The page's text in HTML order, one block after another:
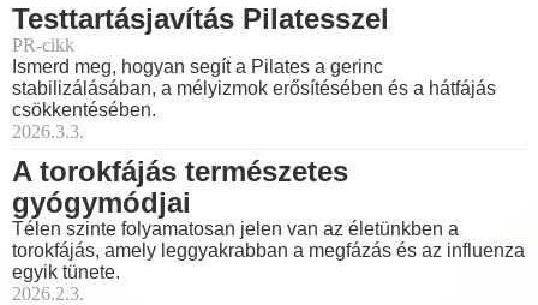
Testtartásjavítás Pilatesszel
PR-cikk
Ismerd meg, hogyan segít a Pilates a gerinc
stabilizálásában, a mélyizmok erősítésében és a hátfájás
csökkentésében.
2026.3.3.
A torokfájás természetes
gyógymódjai
Télen szinte folyamatosan jelen van az életünkben a
torokfájás, amely leggyakrabban a megfázás és az influenza
egyik tünete.
2026.2.3.